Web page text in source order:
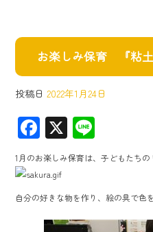
お楽しみ保育 『粘
投稿日 2022年1月24日
F
ac
e
b
o
X
ne
1月のお楽しみ保育は、子どもたち
自分の好きな物を作り、絵の具で色